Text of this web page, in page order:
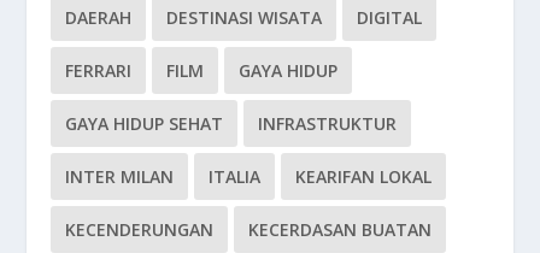
DAERAH DESTINASI WISATA DIGITAL
FERRARI FILM GAYA HIDUP
GAYA HIDUP SEHAT INFRASTRUKTUR
INTER MILAN ITALIA KEARIFAN LOKAL
KECENDERUNGAN KECERDASAN BUATAN